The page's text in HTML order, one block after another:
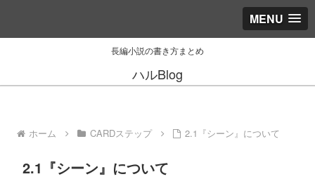
MENU
長編小説の書き方まとめ
ハルBlog
ホーム CARDステップ 2.1『シーン』について
2.1『シーン』について